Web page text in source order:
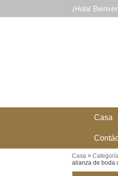
¡Hola!
Casa
Casa>
alianza de boda